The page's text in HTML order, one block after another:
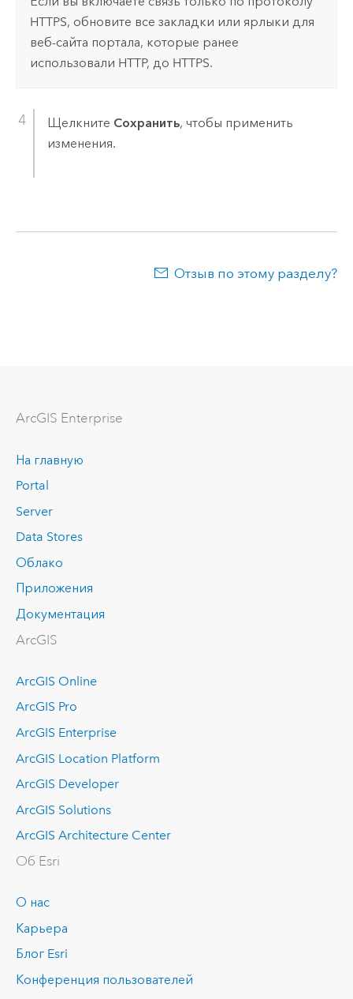
HTTPS, обновите все закладки или ярлыки для
веб-сайта портала, которые ранее
использовали HTTP, до HTTPS.
Щелкните Сохранить, чтобы применить
изменения.
Отзыв по этому разделу?
ArcGIS Enterprise
На главную
Portal
Server
Data Stores
Облако
Приложения
Документация
ArcGIS
ArcGIS Online
ArcGIS Pro
ArcGIS Enterprise
ArcGIS Location Platform
ArcGIS Developer
ArcGIS Solutions
ArcGIS Architecture Center
Об Esri
О нас
Карьера
Блог Esri
Конференция пользователей